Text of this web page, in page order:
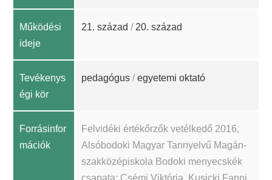
Működési
ideje
21. század / 20. század
Tevékenys
égi kör
pedagógus /egyetemi oktató
Forrásinfor
mációk
Felvidéki értékőrzők vetélkedő 2016,
Alsóbodoki Magyar Tannyelvű Magán-
szakközépiskola Bodoki menyecskék
csapata: Csémi Viktória, Kusicki Fanni,